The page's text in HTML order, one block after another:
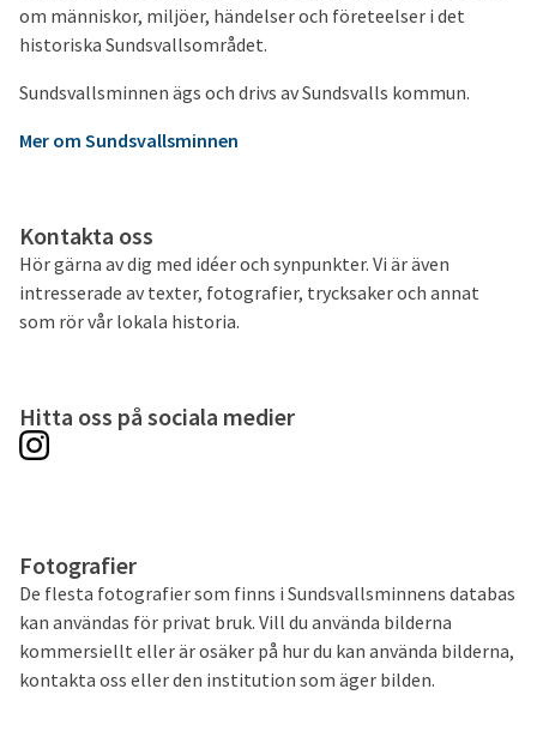
om människor, miljöer, händelser och företeelser i det
historiska Sundsvallsområdet.
Sundsvallsminnen ägs och drivs av Sundsvalls kommun.
Mer om Sundsvallsminnen
Kontakta oss
Hör gärna av dig med idéer och synpunkter. Vi är även
intresserade av texter, fotografier, trycksaker och annat
som rör vår lokala historia.
Hitta oss på sociala medier
Fotografier
De flesta fotografier som finns i Sundsvallsminnens databas
kan användas för privat bruk. Vill du använda bilderna
kommersiellt eller är osäker på hur du kan använda bilderna,
kontakta oss eller den institution som äger bilden.